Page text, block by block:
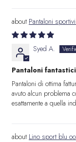
Pantaloni
Syed A.
Pantaloni fantastici
Pantaloni di ottima
avuto alcun problema
esattamente a quella
Lino sport blu